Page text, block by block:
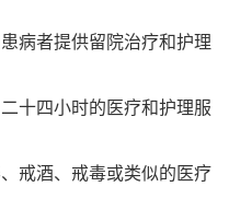
病者提供留院治疗和护理
十四小时的医疗和护理服
戒酒、戒毒或类似的医疗